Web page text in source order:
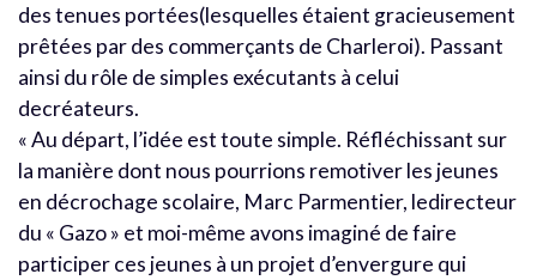
des tenues portées(lesquelles étaient gracieusement
prêtées par des commerçants de Charleroi). Passant
ainsi du rôle de simples exécutants à celui
decréateurs.
« Au départ, l’idée est toute simple. Réfléchissant sur
la manière dont nous pourrions remotiver les jeunes
en décrochage scolaire, Marc Parmentier, ledirecteur
du « Gazo » et moi-même avons imaginé de faire
participer ces jeunes à un projet d’envergure qui